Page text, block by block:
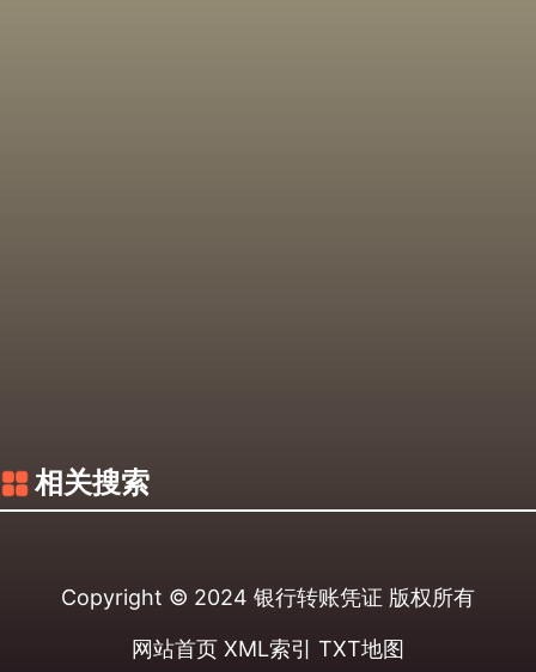
相关搜索
Copyright © 2024 银行转账凭证 版权所有
网站首页 XML索引 TXT地图